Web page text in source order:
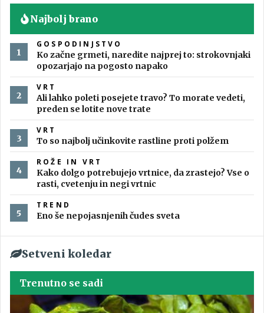
Najbolj brano
GOSPODINJSTVO
Ko začne grmeti, naredite najprej to: strokovnjaki
opozarjajo na pogosto napako
VRT
Ali lahko poleti posejete travo? To morate vedeti,
preden se lotite nove trate
VRT
To so najbolj učinkovite rastline proti polžem
ROŽE IN VRT
Kako dolgo potrebujejo vrtnice, da zrastejo? Vse o
rasti, cvetenju in negi vrtnic
TREND
Eno še nepojasnjenih čudes sveta
Setveni koledar
Trenutno se sadi